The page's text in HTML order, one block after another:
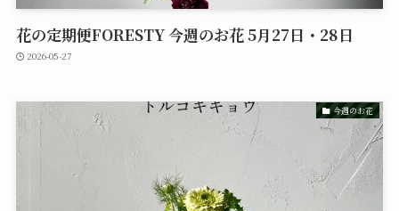
花の定期便FORESTY 今週のお花 5月27日・28日
2026-05-27
今週のお花